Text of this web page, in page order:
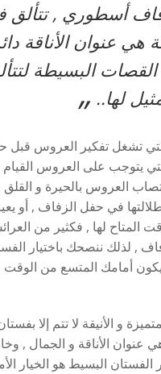
أسطوري , تتألق
هي عنوان الأناقة
البسيطة
لها.. „
تشغل تفكير العروس قبل
يتوجب على العروس القيام
تصاب العروس بالحيرة و
في حفل الزفاف , أو
المتاح لها , فكثير من
, لذلك ننصحك باختيار
أمامك المتسع من
و الأنيقة لا تتم إلا
عنوان الأناقة و الجمال ,
البسيط هو الخيار